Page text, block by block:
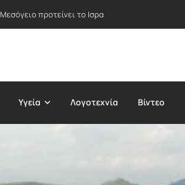
προτείνει το Ισραήλ – Στο επίκεντρο
Υγεία Λογοτεχνία Βίντεο